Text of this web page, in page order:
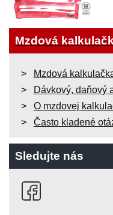
Mzdová
Mzdová
Dávkový, daňový
O mzdovej
Často kladené
Sledujte nás